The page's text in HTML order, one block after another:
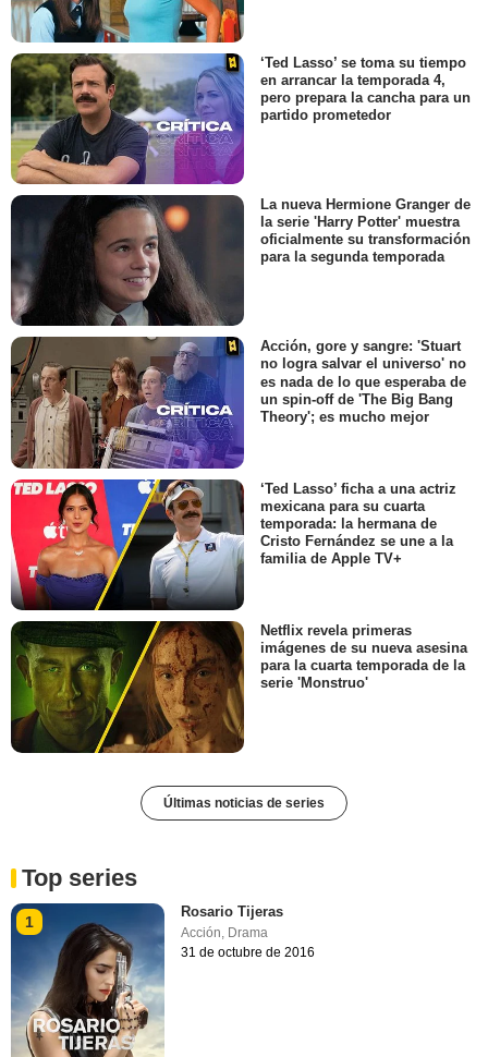
‘Ted Lasso’ se toma su tiempo
en arrancar la temporada 4,
pero prepara la cancha para un
partido prometedor
La nueva Hermione Granger de
la serie 'Harry Potter' muestra
oficialmente su transformación
para la segunda temporada
Acción, gore y sangre: 'Stuart
no logra salvar el universo' no
es nada de lo que esperaba de
un spin-off de 'The Big Bang
Theory'; es mucho mejor
‘Ted Lasso’ ficha a una actriz
mexicana para su cuarta
temporada: la hermana de
Cristo Fernández se une a la
familia de Apple TV+
Netflix revela primeras
imágenes de su nueva asesina
para la cuarta temporada de la
serie 'Monstruo'
Últimas noticias de series
Top series
1
Rosario Tijeras
Acción Drama
31 de octubre de 2016